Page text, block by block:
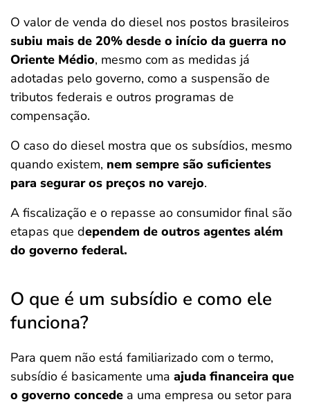
O valor de venda do diesel nos postos brasileiros
subiu mais de 20% desde o início da guerra no
Oriente Médio, mesmo com as medidas já
adotadas pelo governo, como a suspensão de
tributos federais e outros programas de
compensação.
O caso do diesel mostra que os subsídios, mesmo
quando existem, nem sempre são suficientes
para segurar os preços no varejo.
A fiscalização e o repasse ao consumidor final são
etapas que dependem de outros agentes além
do governo federal.
O que é um subsídio e como ele
funciona?
Para quem não está familiarizado com o termo,
subsídio é basicamente uma ajuda financeira que
o governo concede a uma empresa ou setor para